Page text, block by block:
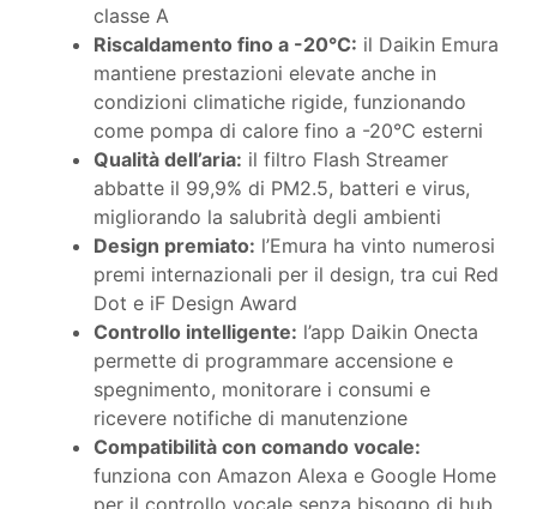
classe A
Riscaldamento fino a -20°C: il Daikin Emura
mantiene prestazioni elevate anche in
condizioni climatiche rigide, funzionando
come pompa di calore fino a -20°C esterni
Qualità dell’aria: il filtro Flash Streamer
abbatte il 99,9% di PM2.5, batteri e virus,
migliorando la salubrità degli ambienti
Design premiato: l’Emura ha vinto numerosi
premi internazionali per il design, tra cui Red
Dot e iF Design Award
Controllo intelligente: l’app Daikin Onecta
permette di programmare accensione e
spegnimento, monitorare i consumi e
ricevere notifiche di manutenzione
Compatibilità con comando vocale:
funziona con Amazon Alexa e Google Home
per il controllo vocale senza bisogno di hub